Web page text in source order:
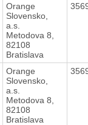
Orange
Slovensko,
a.s.
Metodova 8,
82108
Bratislava
Orange
Slovensko,
a.s.
Metodova 8,
82108
Bratislava